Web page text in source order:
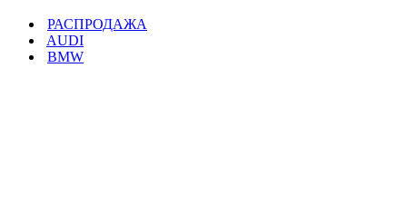
РАСПРОДАЖА
AUDI
BMW